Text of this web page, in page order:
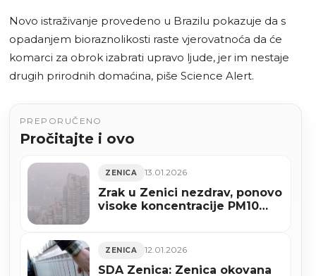
Novo istraživanje provedeno u Brazilu pokazuje da s
opadanjem bioraznolikosti raste vjerovatnoća da će
komarci za obrok izabrati upravo ljude, jer im nestaje
drugih prirodnih domaćina, piše Science Alert.
PREPORUČENO
Pročitajte i ovo
ZENICA 13.01.2026
Zrak u Zenici nezdrav, ponovo
visoke koncentracije PM10
ZENICA 12.01.2026
SDA Zenica: Zenica okovana